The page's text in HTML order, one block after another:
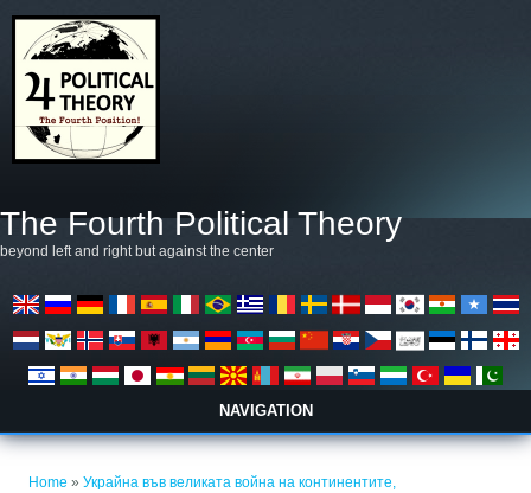
The Fourth Political Theory
beyond left and right but against the center
NAVIGATION
Home »Украйна във великата война на континентите,